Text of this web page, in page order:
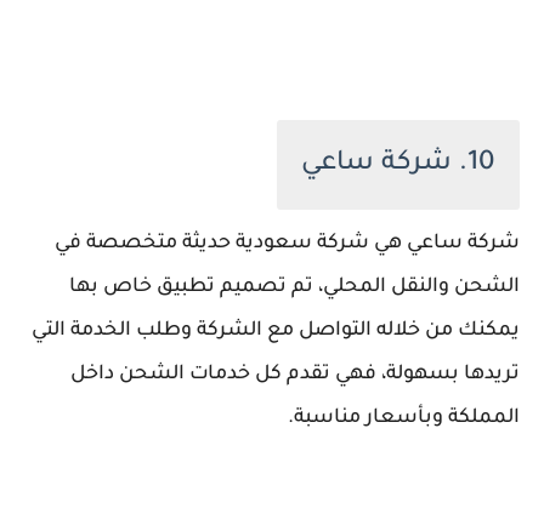
10. شركة ساعي
شركة ساعي هي شركة سعودية حديثة متخصصة في
الشحن والنقل المحلي، تم تصميم تطبيق خاص بها
يمكنك من خلاله التواصل مع الشركة وطلب الخدمة التي
تريدها بسهولة، فهي تقدم كل خدمات الشحن داخل
المملكة وبأسعار مناسبة.